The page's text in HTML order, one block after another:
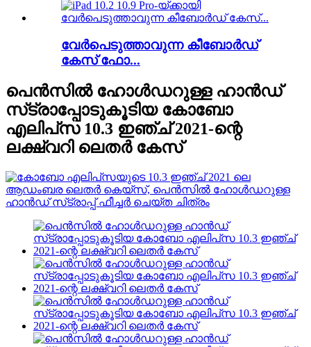
വേർപെടുത്താവുന്ന കീബോർഡ്
കേസ് ഫോ...
പെൻസിൽ ഹോൾഡറുള്ള ഹാൻഡ്
സ്‌ട്രാപ്പോടുകൂടിയ കോബോ
എലിപ്‌സ 10.3 ഇഞ്ച് 2021-ന്റെ
ലക്ഷ്വറി ലെതർ കേസ്